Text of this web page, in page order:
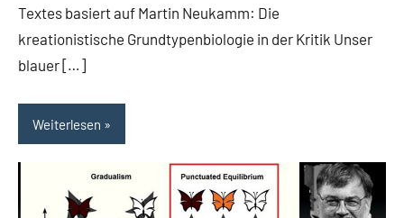
Textes basiert auf Martin Neukamm: Die
kreationistische Grundtypenbiologie in der Kritik Unser
blauer […]
Weiterlesen